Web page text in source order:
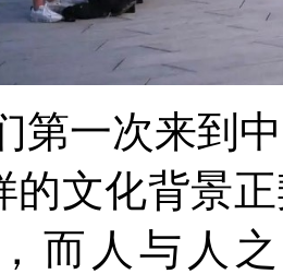
第一次来到
的文化背景
而人与人